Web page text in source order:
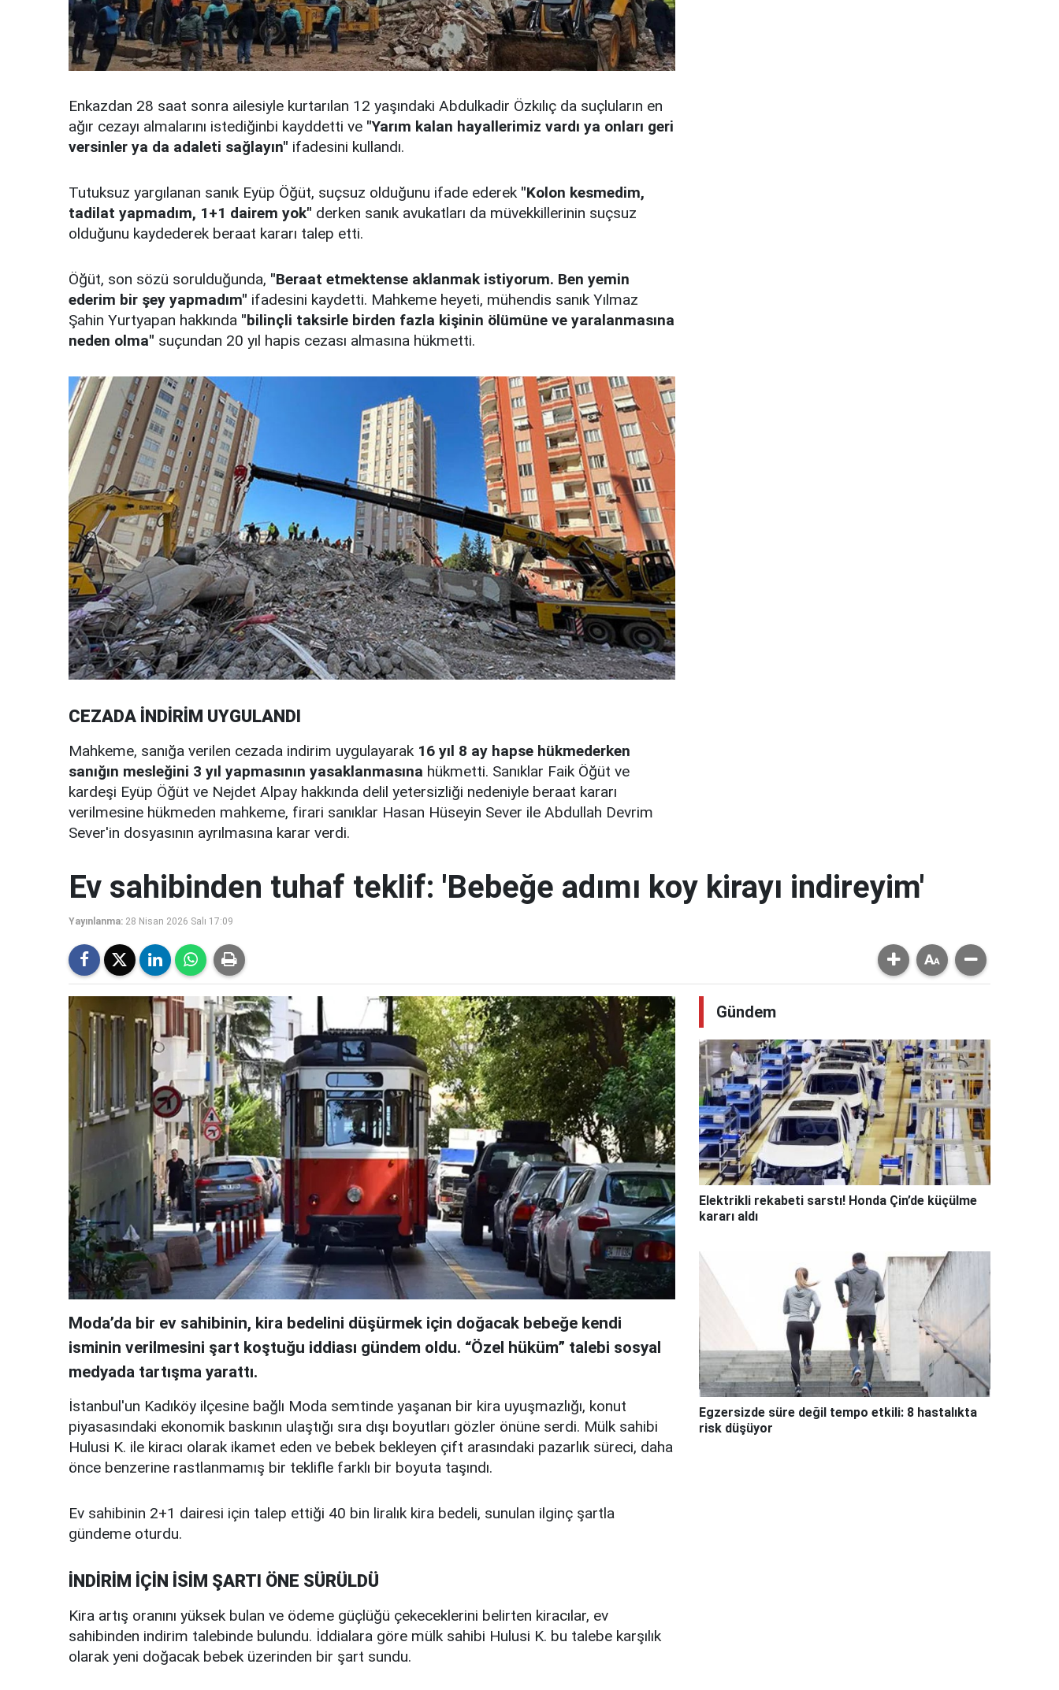
Enkazdan 28 saat sonra ailesiyle kurtarılan 12 yaşındaki Abdulkadir Özkılıç da suçluların en
ağır cezayı almalarını istediğinbi kayddetti ve "Yarım kalan hayallerimiz vardı ya onları geri
versinler ya da adaleti sağlayın" ifadesini kullandı.
Tutuksuz yargılanan sanık Eyüp Öğüt, suçsuz olduğunu ifade ederek "Kolon kesmedim,
tadilat yapmadım, 1+1 dairem yok" derken sanık avukatları da müvekkillerinin suçsuz
olduğunu kaydederek beraat kararı talep etti.
Öğüt, son sözü sorulduğunda, "Beraat etmektense aklanmak istiyorum. Ben yemin
ederim bir şey yapmadım" ifadesini kaydetti. Mahkeme heyeti, mühendis sanık Yılmaz
Şahin Yurtyapan hakkında "bilinçli taksirle birden fazla kişinin ölümüne ve yaralanmasına
neden olma" suçundan 20 yıl hapis cezası almasına hükmetti.
CEZADA İNDİRİM UYGULANDI
Mahkeme, sanığa verilen cezada indirim uygulayarak 16 yıl 8 ay hapse hükmederken
sanığın mesleğini 3 yıl yapmasının yasaklanmasına hükmetti. Sanıklar Faik Öğüt ve
kardeşi Eyüp Öğüt ve Nejdet Alpay hakkında delil yetersizliği nedeniyle beraat kararı
verilmesine hükmeden mahkeme, firari sanıklar Hasan Hüseyin Sever ile Abdullah Devrim
Sever'in dosyasının ayrılmasına karar verdi.
Ev sahibinden tuhaf teklif: 'Bebeğe adımı koy kirayı indireyim'
Yayınlanma: 28 Nisan 2026 Salı 17:09
Moda’da bir ev sahibinin, kira bedelini düşürmek için doğacak bebeğe kendi
isminin verilmesini şart koştuğu iddiası gündem oldu. “Özel hüküm” talebi sosyal
medyada tartışma yarattı.
İstanbul'un Kadıköy ilçesine bağlı Moda semtinde yaşanan bir kira uyuşmazlığı, konut
piyasasındaki ekonomik baskının ulaştığı sıra dışı boyutları gözler önüne serdi. Mülk sahibi
Hulusi K. ile kiracı olarak ikamet eden ve bebek bekleyen çift arasındaki pazarlık süreci, daha
önce benzerine rastlanmamış bir teklifle farklı bir boyuta taşındı.
Ev sahibinin 2+1 dairesi için talep ettiği 40 bin liralık kira bedeli, sunulan ilginç şartla
gündeme oturdu.
İNDİRİM İÇİN İSİM ŞARTI ÖNE SÜRÜLDÜ
Kira artış oranını yüksek bulan ve ödeme güçlüğü çekeceklerini belirten kiracılar, ev
sahibinden indirim talebinde bulundu. İddialara göre mülk sahibi Hulusi K. bu talebe karşılık
olarak yeni doğacak bebek üzerinden bir şart sundu.
Gündem
Elektrikli rekabeti sarstı! Honda Çin’de küçülme
kararı aldı
Egzersizde süre değil tempo etkili: 8 hastalıkta
risk düşüyor